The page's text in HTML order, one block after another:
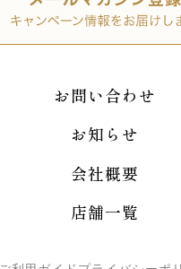
お問い合わせ
お知らせ
会社概要
店舗一覧